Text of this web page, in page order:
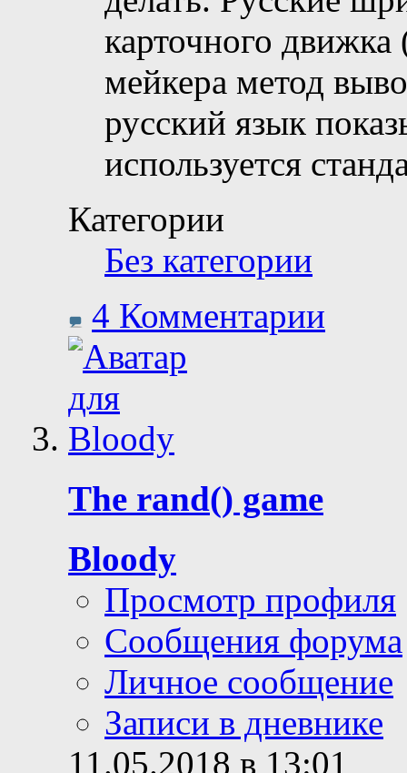
карточного
мейкера метод
русский язык
используется
Категории
Без категории
4 Комментарии
The rand() game
Bloody
Просмотр профиля
Сообщения форума
Личное сообщение
Записи в дневнике
11.05.2018 в 13:01